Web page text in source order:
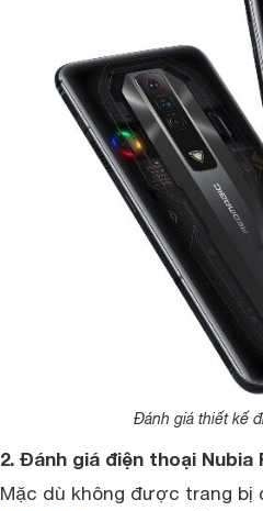
Đánh giá thiết kế
2. Đánh giá điện thoại
Mặc dù không được trang bị